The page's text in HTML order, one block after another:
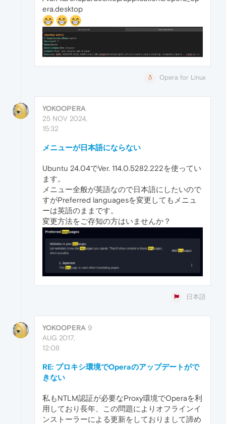
era.desktop
Opera for Linux
YOKOOPERA
25 NOV 2024,
15:32
メニューが日本語にならない
Ubuntu 24.04でVer. 114.0.5282.222を使ってい
ます。
メニュー全般が英語なので日本語にしたいので
すがPreferred languagesを変更してもメニュ
ーは英語のままです。
変更方法をご存知の方はいませんか？
日本語
YOKOOPERA 9
AUG 2017,
12:08
RE: プロキシ環境でOperaのアップデートがで
きない
私もNTLM認証が必要なProxy環境でOperaを利
用しており長年、この問題によりオフラインイ
ンストーラーによる更新をしておりまして諦め